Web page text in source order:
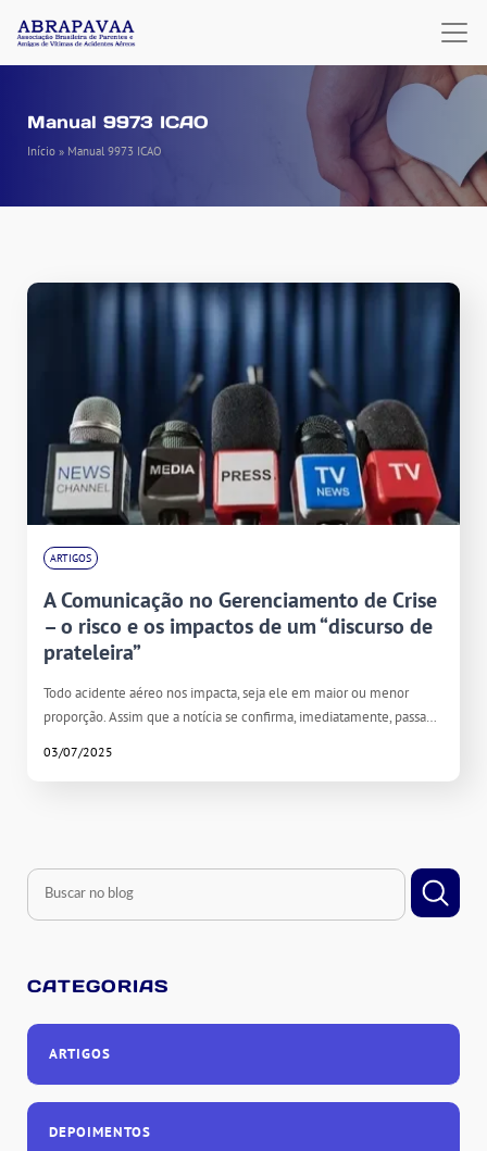
Manual 9973 ICAO
Início » Manual 9973 ICAO
ARTIGOS
A Comunicação no Gerenciamento de Crise
– o risco e os impactos de um “discurso de
prateleira”
Todo acidente aéreo nos impacta, seja ele em maior ou menor
proporção. Assim que a notícia se confirma, imediatamente, passa…
03/07/2025
CATEGORIAS
ARTIGOS
DEPOIMENTOS